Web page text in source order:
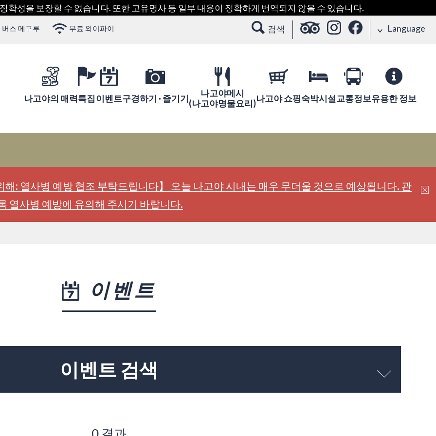
확성을 보장할 수 없습니다. 또한 고유명사 등 일부 내용이 정확하게 번역되지 않을 수 있습니다.
버스 메구루 무료 와이파이 검색 Language
나고야의 매력특집이벤트구경하기 · 즐기기
나고야메시
(나고야명물요리)나고야 쇼핑숙박시설교통정보유용한 정보
해: 열사병 예방 협조 부탁드립니다】 오늘 나고야 시내는 매우 무더울 것으로 예상됩니다. 관
열사병 예방에 유의해 주시기 바랍니다.
이벤트
이벤트 검색
0 결과